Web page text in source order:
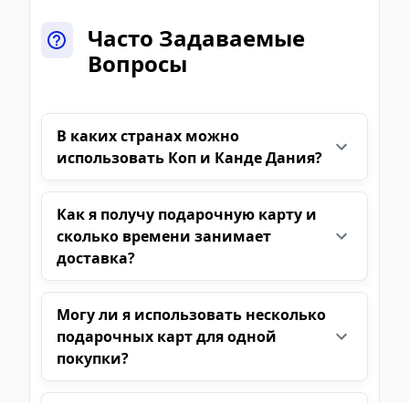
Часто Задаваемые
Вопросы
В каких странах можно
использовать Коп и Канде Дания?
Как я получу подарочную карту и
сколько времени занимает
доставка?
Могу ли я использовать несколько
подарочных карт для одной
покупки?